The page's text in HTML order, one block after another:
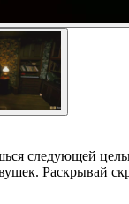
следующей
Раскрывай